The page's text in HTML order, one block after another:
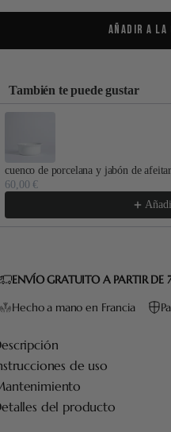
AÑADIR A LA
También te puede gustar
the Previous and Next buttons
cuenco de porcelana y jabón de afeitar
60,00 €
ENVÍO GRATUITO A PARTIR DE
Hecho a mano en Francia
de uso
del producto